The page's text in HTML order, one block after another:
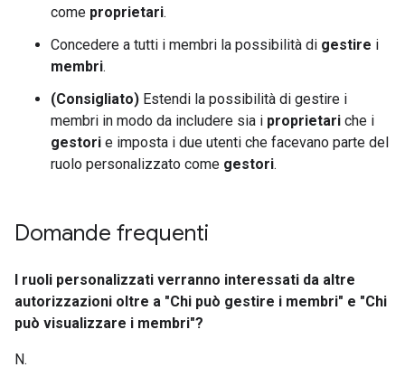
come proprietari.
Concedere a tutti i membri la possibilità di gestire i
membri.
(Consigliato) Estendi la possibilità di gestire i
membri in modo da includere sia i proprietari che i
gestori e imposta i due utenti che facevano parte del
ruolo personalizzato come gestori.
Domande frequenti
I ruoli personalizzati verranno interessati da altre
autorizzazioni oltre a "Chi può gestire i membri" e "Chi
può visualizzare i membri"?
N.